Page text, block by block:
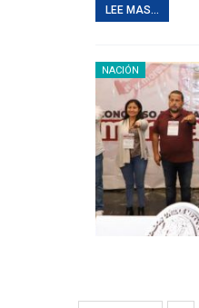
LEE MAS...
NACIÓN